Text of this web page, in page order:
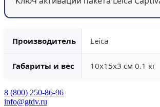
Производитель Leica
Габариты и вес 10x15x3 см 0.1 кг
8 (800) 250-86-96
info@gtdv.ru